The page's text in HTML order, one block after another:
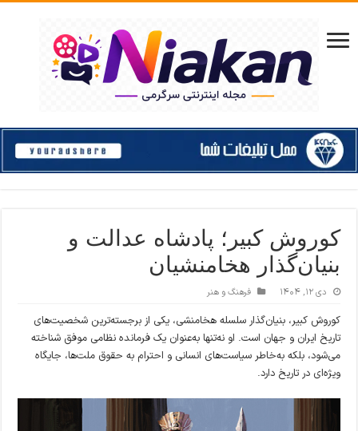
کوروش کبیر؛ پادشاه عدالت و
بنیان‌گذار هخامنشیان
دی ۱۲, ۱۴۰۴ فرهنگ و هنر
کوروش کبیر، بنیان‌گذار سلسله هخامنشی، یکی از برجسته‌ترین شخصیت‌های
تاریخ ایران و جهان است. او نه‌تنها به‌عنوان یک فرمانده نظامی موفق شناخته
می‌شود، بلکه به‌خاطر سیاست‌های انسانی و احترام به حقوق ملت‌ها، جایگاه
ویژه‌ای در تاریخ دارد.